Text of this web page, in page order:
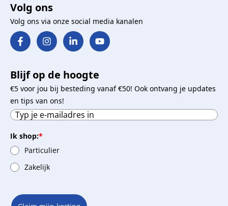
Volg ons
Volg ons via onze social media kanalen
Blijf op de hoogte
€5 voor jou bij besteding vanaf €50! Ook ontvang je updates
en tips van ons!
Ik shop:*
Particulier
Zakelijk